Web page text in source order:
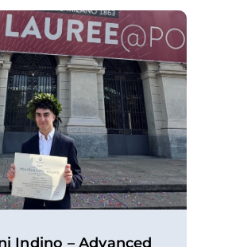
Indino – Advanced